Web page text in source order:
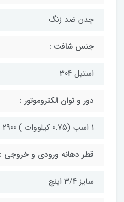
چدن ضد زنگ
جنس شافت :
استیل 304
دور و توان الکتروموتور :
1 اسب (0.75 کیلووات ) 2900 دور تکفاز
قطر دهانه ورودی و خروجی :
سایز 3/4 اینچ